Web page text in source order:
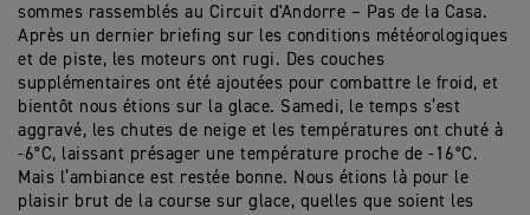
sommes rassemblés au Circuit d'Andorre – Pas de la Casa.
Après un dernier briefing sur les conditions météorologiques
et de piste, les moteurs ont rugi. Des couches
supplémentaires ont été ajoutées pour combattre le froid, et
bientôt nous étions sur la glace. Samedi, le temps s’est
aggravé, les chutes de neige et les températures ont chuté à
-6°C, laissant présager une température proche de -16°C.
Mais l’ambiance est restée bonne. Nous étions là pour le
plaisir brut de la course sur glace, quelles que soient les